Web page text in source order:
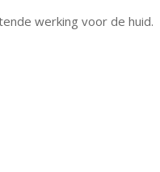
werking voor de huid.